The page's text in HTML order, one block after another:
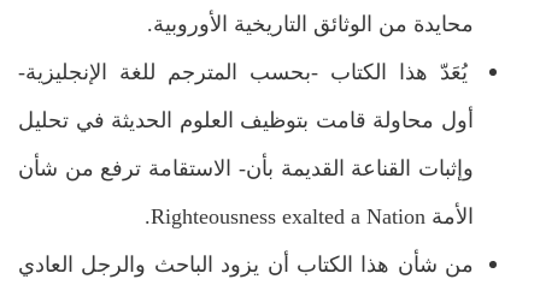
محايدة من الوثائق التاريخية الأوروبية.
يُعَدّ هذا الكتاب -بحسب المترجم للغة الإنجليزية-
أول محاولة قامت بتوظيف العلوم الحديثة في تحليل
وإثبات القناعة القديمة بأن- الاستقامة ترفع من شأن
الأمة Righteousness exalted a Nation.
من شأن هذا الكتاب أن يزود الباحث والرجل العادي